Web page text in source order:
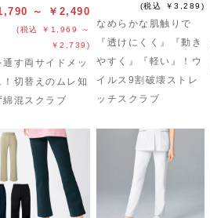
～ ￥2,490
(税込 ￥1,969 ～
￥2,739)
通す両サイドメッ
！切替えのムレ知
綿混スクラブ
(税込 ￥3,289)
なめらかな肌触りで
『透けにくく』『動き
やすく』『軽い』！ウ
イルス9割破壊ストレ
ッチスクラブ